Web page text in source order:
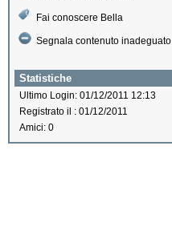
Fai conoscere Bella
Segnala contenuto inadeguato
Statistiche
Ultimo Login: 01/12/2011 12:13
Registrato il : 01/12/2011
Amici: 0